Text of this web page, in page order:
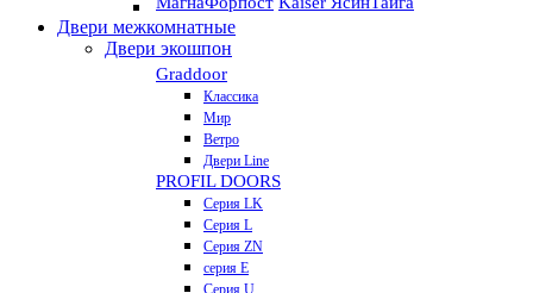
Двери межкомнатные
Двери экошпон
Graddoor
Классика
Мир
Ветро
Двери Line
PROFIL DOORS
Серия LK
Серия L
Серия ZN
серия E
Серия U